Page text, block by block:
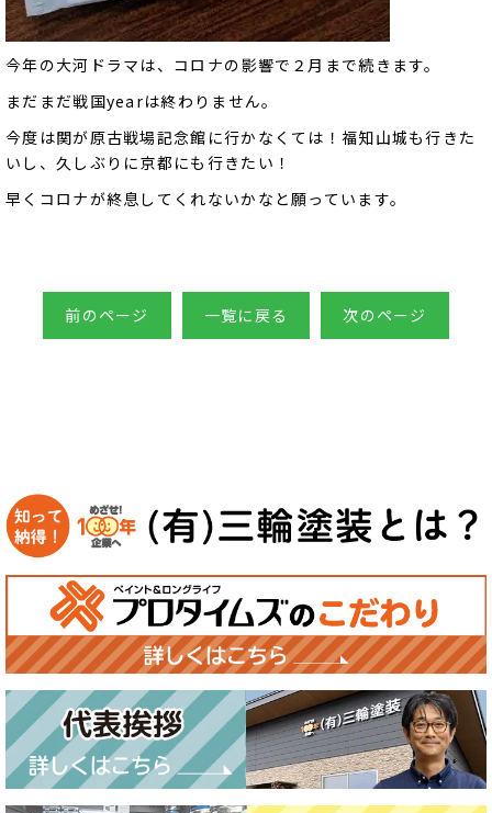
今年の大河ドラマは、コロナの影響で２月まで続きます。
まだまだ戦国yearは終わりません。
今度は関が原古戦場記念館に行かなくては！福知山城も行きた
いし、久しぶりに京都にも行きたい！
早くコロナが終息してくれないかなと願っています。
前のページ 一覧に戻る 次のページ